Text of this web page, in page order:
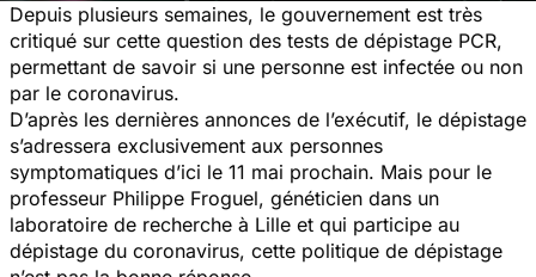
Depuis plusieurs semaines, le gouvernement est très
critiqué sur cette question des tests de dépistage PCR,
permettant de savoir si une personne est infectée ou non
par le coronavirus.
D’après les dernières annonces de l’exécutif, le dépistage
s’adressera exclusivement aux personnes
symptomatiques d’ici le 11 mai prochain. Mais pour le
professeur Philippe Froguel, généticien dans un
laboratoire de recherche à Lille et qui participe au
dépistage du coronavirus, cette politique de dépistage